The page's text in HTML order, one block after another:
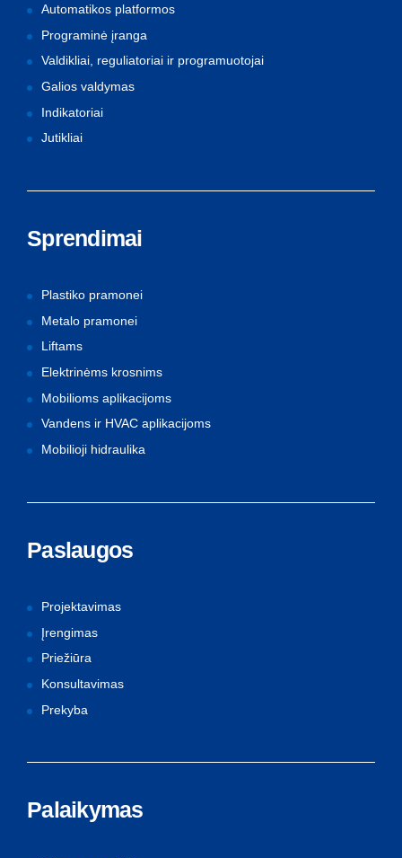
Automatikos platformos
Programinė įranga
Valdikliai, reguliatoriai ir programuotojai
Galios valdymas
Indikatoriai
Jutikliai
Sprendimai
Plastiko pramonei
Metalo pramonei
Liftams
Elektrinėms krosnims
Mobilioms aplikacijoms
Vandens ir HVAC aplikacijoms
Mobilioji hidraulika
Paslaugos
Projektavimas
Įrengimas
Priežiūra
Konsultavimas
Prekyba
Palaikymas